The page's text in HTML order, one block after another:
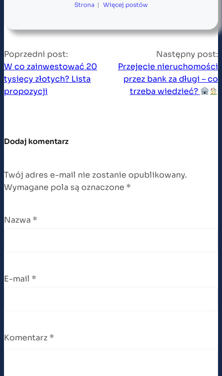
Strona | Więcej postów
Poprzedni post:
W co zainwestować 20
tysięcy złotych? Lista
propozycji
Następny post:
Przejęcie nieruchomości
przez bank za długi – co
trzeba wiedzieć?
Dodaj komentarz
Twój adres e-mail nie zostanie opublikowany.
Wymagane pola są oznaczone *
Nazwa *
E-mail *
Komentarz *